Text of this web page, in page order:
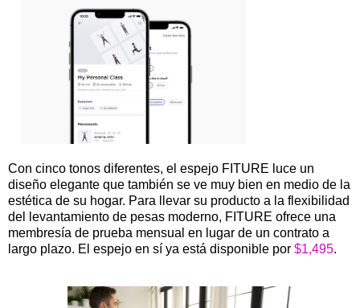
Con cinco tonos diferentes, el espejo FITURE luce un
diseño elegante que también se ve muy bien en medio de la
estética de su hogar. Para llevar su producto a la flexibilidad
del levantamiento de pesas moderno, FITURE ofrece una
membresía de prueba mensual en lugar de un contrato a
largo plazo. El espejo en sí ya está disponible por $1,495.